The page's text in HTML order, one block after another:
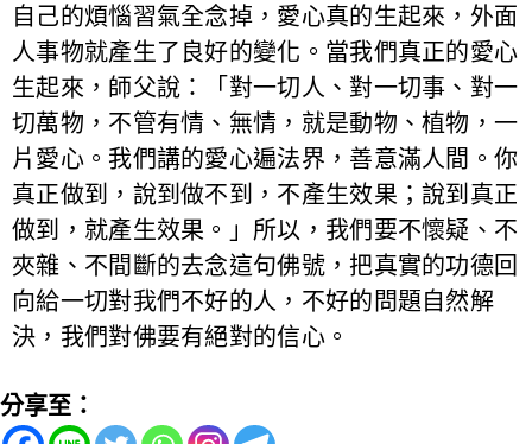
自己的煩惱習氣全念掉，愛心真的生起來，外面
人事物就產生了良好的變化。當我們真正的愛心
生起來，師父說：「對一切人、對一切事、對一
切萬物，不管有情、無情，就是動物、植物，一
片愛心。我們講的愛心遍法界，善意滿人間。你
真正做到，說到做不到，不產生效果；說到真正
做到，就產生效果。」所以，我們要不懷疑、不
夾雜、不間斷的去念這句佛號，把真實的功德回
向給一切對我們不好的人，不好的問題自然解
決，我們對佛要有絕對的信心。
分享至：